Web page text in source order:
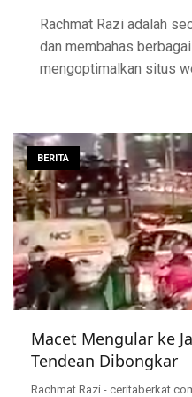
Rachmat Razi adalah
dan membahas
mengoptimalkan situs
BERITA
Macet Mengular ke
Tendean Dibongkar
Rachmat Razi -